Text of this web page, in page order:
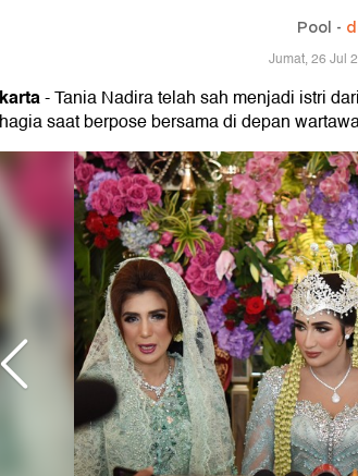
Pool -
Jumat, 26 Jul
- Tania Nadira telah sah menjadi istri
saat berpose bersama di depan